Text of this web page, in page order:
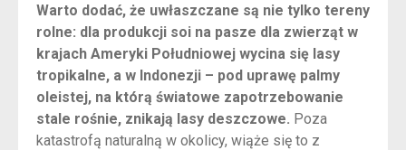
Warto dodać, że uwłaszczane są nie tylko tereny
rolne: dla produkcji soi na pasze dla zwierząt w
krajach Ameryki Południowej wycina się lasy
tropikalne, a w Indonezji – pod uprawę palmy
oleistej, na którą światowe zapotrzebowanie
stale rośnie, znikają lasy deszczowe. Poza
katastrofą naturalną w okolicy, wiąże się to z